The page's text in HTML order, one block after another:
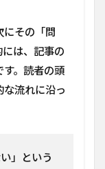
にその「問
は、記事の
す。読者の頭
流れに沿っ
」という